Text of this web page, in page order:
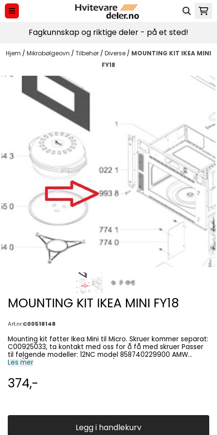
Hopp til innhold
Fagkunnskap og riktige deler - på et sted!
Hjem / Mikrobølgeovn / Tilbehør / Diverse / MOUNTING KIT IKEA MINI
FY18
MOUNTING KIT IKEA MINI FY18
Art.nr:C00518148
Mounting kit føtter Ikea Mini til Micro. Skruer kommer separat:
C00925033, ta kontakt med oss for å få med skruer Passer
til følgende modeller: 12NC model 858740229900 AMW
402/IX 858742301940 AMW 423/WH 858742401900 AMW
435/IX 858743501920 AMW 435/NB 858744029900 AMW
440/IX 858744129900 AMW 441/IX 858744329900 AMW
MWL60 859112816940 MWL60 859112881920 MWL60
Les mer
374,-
Legg i handlekurv